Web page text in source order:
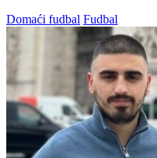
Domaći fudbal Fudbal